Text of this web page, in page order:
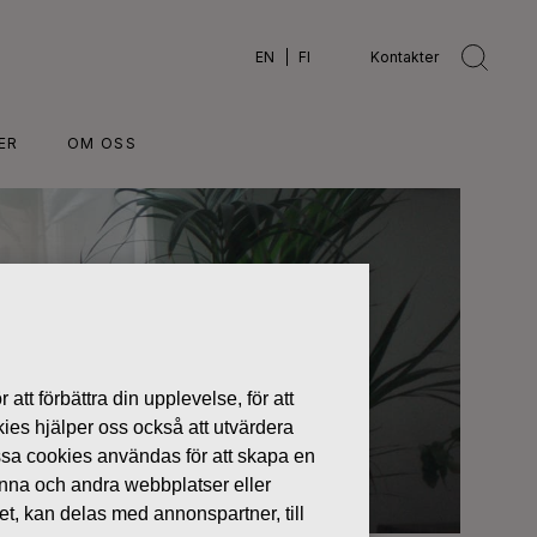
EN FI Kontakter
OM OSS
att förbättra din upplevelse, för att
hjälper oss också att utvärdera
cookies användas för att skapa en
och andra webbplatser eller
kan delas med annonspartner, till